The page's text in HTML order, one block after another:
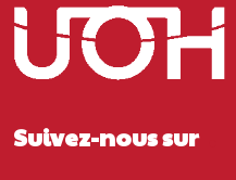
Suivez-nous sur